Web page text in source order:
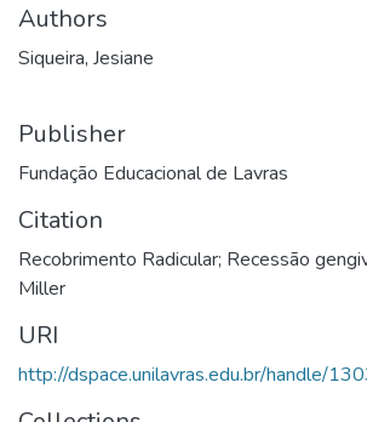
Authors
Siqueira, Jesiane
Publisher
Fundação Educacional de Lavras
Citation
Recobrimento Radicular; Recessão
Miller
URI
http://dspace.unilavras.edu.br/handle/